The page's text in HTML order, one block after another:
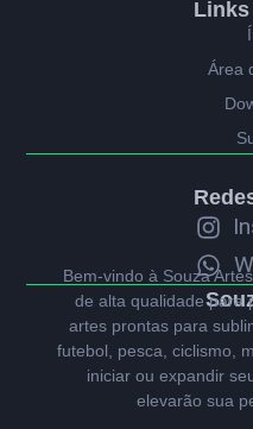
Bem-vindo à Souza
de alta qualidade para
artes prontas para
futebol, pesca, ciclismo,
iniciar ou expandir
elevarão sua
Área